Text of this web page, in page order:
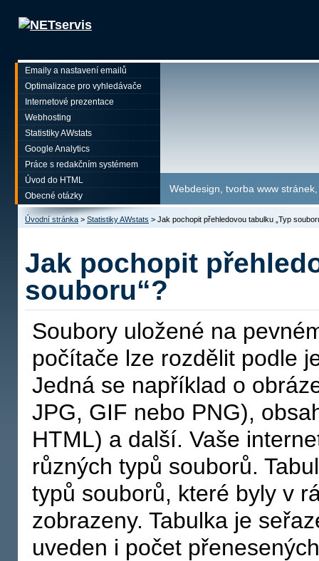
Jak pochopit
souboru“?
Soubory uložené na
počítače lze rozdělit podle
Jedná se například o
JPG, GIF nebo PNG),
HTML) a další. Vaše
různých typů souborů.
typů souborů, které byly v
zobrazeny. Tabulka je
uveden i počet
Úvodní stránka > Statistiky AWstats > Jak pochopit přehledovou tabulku „Typ
Emaily a nastavení emailů
Optimalizace pro vyhledávače
Internetové prezentace
Webhosting
Statistiky AWstats
Google Analytics
Práce s redakčním systémem
Úvod do HTML
Obecné otázky
Webdesign, tvorba www